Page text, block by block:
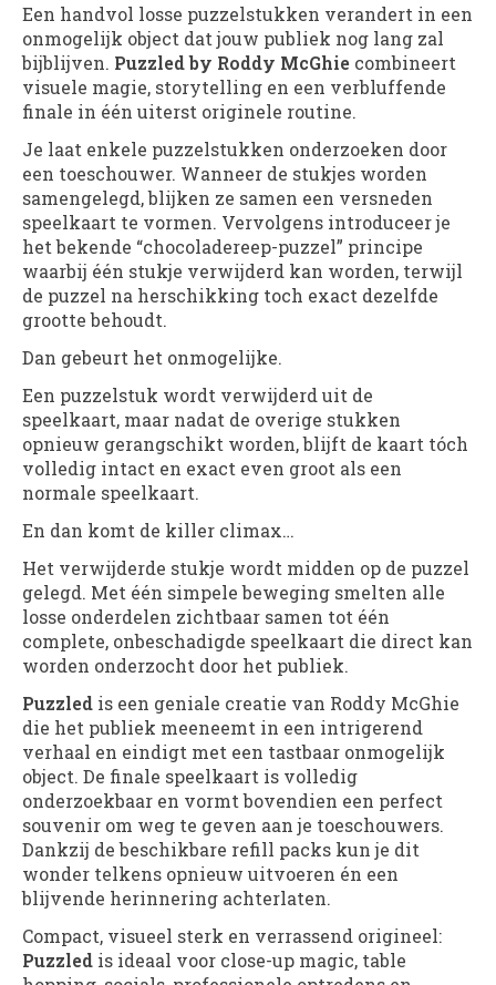
Een handvol losse puzzelstukken verandert in een
onmogelijk object dat jouw publiek nog lang zal
bijblijven. Puzzled by Roddy McGhie combineert
visuele magie, storytelling en een verbluffende
finale in één uiterst originele routine.
Je laat enkele puzzelstukken onderzoeken door
een toeschouwer. Wanneer de stukjes worden
samengelegd, blijken ze samen een versneden
speelkaart te vormen. Vervolgens introduceer je
het bekende “chocoladereep-puzzel” principe
waarbij één stukje verwijderd kan worden, terwijl
de puzzel na herschikking toch exact dezelfde
grootte behoudt.
Dan gebeurt het onmogelijke.
Een puzzelstuk wordt verwijderd uit de
speelkaart, maar nadat de overige stukken
opnieuw gerangschikt worden, blijft de kaart tóch
volledig intact en exact even groot als een
normale speelkaart.
En dan komt de killer climax…
Het verwijderde stukje wordt midden op de puzzel
gelegd. Met één simpele beweging smelten alle
losse onderdelen zichtbaar samen tot één
complete, onbeschadigde speelkaart die direct kan
worden onderzocht door het publiek.
Puzzled is een geniale creatie van Roddy McGhie
die het publiek meeneemt in een intrigerend
verhaal en eindigt met een tastbaar onmogelijk
object. De finale speelkaart is volledig
onderzoekbaar en vormt bovendien een perfect
souvenir om weg te geven aan je toeschouwers.
Dankzij de beschikbare refill packs kun je dit
wonder telkens opnieuw uitvoeren én een
blijvende herinnering achterlaten.
Compact, visueel sterk en verrassend origineel:
Puzzled is ideaal voor close-up magic, table